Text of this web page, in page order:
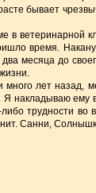
бывает
в ветеринарной
время.
месяца до
много лет назад,
накладываю ему
либо трудности
Санни,